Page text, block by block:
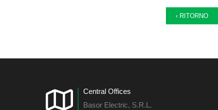
‹ RITORNO
Central Offices
Basor Electric, S.R.L.